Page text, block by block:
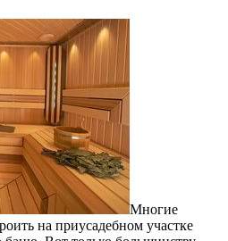
Многие
на приусадебном участке